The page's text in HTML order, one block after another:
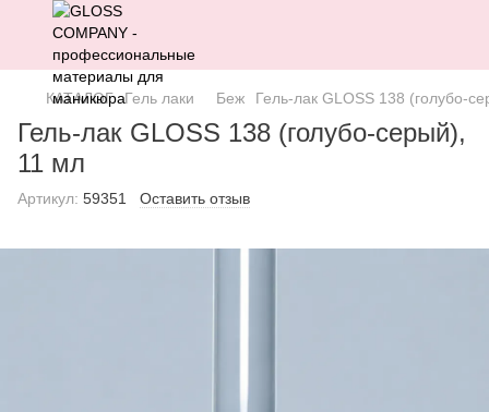
КАТАЛОГ Гель лаки Беж Гель-лак GLOSS 138 (голубо-
Гель-лак GLOSS 138 (голубо-серый),
11 мл
Артикул: 59351 Оставить отзыв